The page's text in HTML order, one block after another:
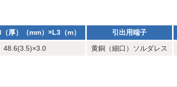
厚）（mm）×L3（m） 引出用端子
48.6(3.5)×3.0 黄銅（細口）ソルダレス